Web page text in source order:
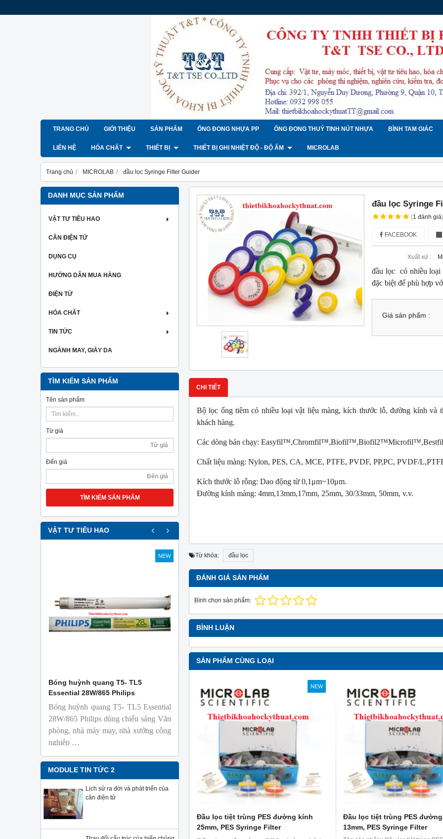
TRANG CHỦ GIỚI THIỆU SẢN PHẨM ỐNG ĐONG NHỰA PP ỐNG ĐONG THUỶ TINH NÚT NHỰA BÌNH TAM GIÁC
LIÊN HỆ HÓA CHẤT THIẾT BỊ THIẾT BỊ GHI NHIỆT ĐỘ - ĐỘ ẨM MICROLAB
Trang chủ MICROLAB đầu lọc Syringe Filter Guider
DANH MỤC SẢN PHẨM
VẬT TƯ TIÊU HAO
CÂN ĐIỆN TỬ
DỤNG CỤ
HƯỚNG DẪN MUA HÀNG
ĐIỆN TỬ
HÓA CHẤT
TIN TỨC
NGÀNH MAY, GIÀY DA
TÌM KIẾM SẢN PHẨM
Tên sản phẩm
Từ giá
Đến giá
TÌM KIẾM SẢN PHẨM
VẬT TƯ TIÊU HAO
NEW
Bóng huỳnh quang T5- TL5
Essential 28W/865 Philips
Bóng huỳnh quang T5- TL5 Essential
28W/865 Philips dùng chiếu sáng Văn
phòng, nhà máy may, nhà xưởng công
nghiệp …
Bóng đèn soi màu TL-D 90 Graphica
18W/965 T8 Philips
TL-D 90 Graphica 18W/965 mô
phỏng tương đương với ánh sáng tự
Với độ hoàn màu cực cao nên được
sử dụng để So Màu, Kiểm Màu
Sản phẩm được sản xuất bởi hãng
Philips, xuất xứ Ba lan
Bóng đèn soi màu TL-D 90 Graphica
18W/950 T8 Philips
TL-D 90 Graphica 18W/950 mô
phỏng tương đương với ánh sáng
Với độ hoàn màu cực cao nên được
sử dụng để So Màu, Kiểm Màu
Sản phẩm được sản xuất bởi hãng
Philips, xuất xứ Ba lan
‹ ›
MODULE TIN TỨC 2
Lịch sử ra đời và phát triển của
cân điện tử
đầu lọc Syringe
(1đánh giá)
FACEBOOK
Xuất xứ :
đầu lọc có nhiều loại
đặc biệt để phù hợp
Giá sản phẩm :
CHI TIẾT
Bộ lọc ống tiêm có nhiều loại vật liệu màng, kích thước lỗ, đường kính và
khách hàng.
Các dòng bán chạy:
Chất liệu màng: Nylon, PES, CA, MCE, PTFE, PVDF, PP,PC, PVDF/
Kích thước lỗ rỗng: Dao động từ 0,1μm~10μm.
Đường kính màng: 4mm,13mm,17mm, 25mm, 30/33mm, 50mm, v.v.
Từ khóa: đầu lọc
ĐÁNH GIÁ SẢN PHẨM
Bình chọn sản phẩm:
BÌNH LUẬN
SẢN PHẨM CÙNG LOẠI
NEW
Đầu lọc tiệt trùng PES đường kính
25mm, PES Syringe Filter
Đầu lọc tiệt trùng PES
13mm, PES Syringe Filter